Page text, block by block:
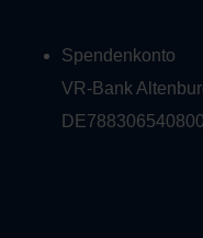
Spendenkonto
VR-Bank